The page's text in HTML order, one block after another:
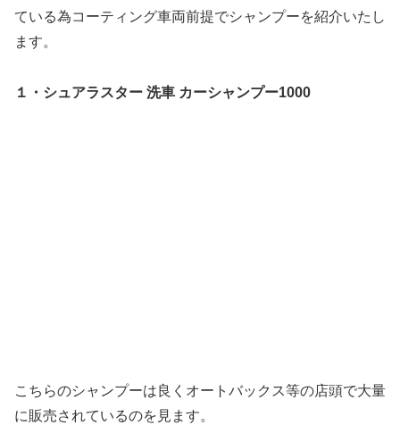
ている為コーティング車両前提でシャンプーを紹介いたし
ます。
１・シュアラスター 洗車 カーシャンプー1000
こちらのシャンプーは良くオートバックス等の店頭で大量
に販売されているのを見ます。